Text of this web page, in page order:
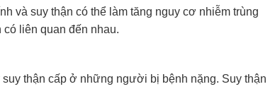
và suy thận có thể làm tăng nguy cơ nhiễm trùng
liên quan đến nhau.
thận cấp ở những người bị bệnh nặng. Suy thận